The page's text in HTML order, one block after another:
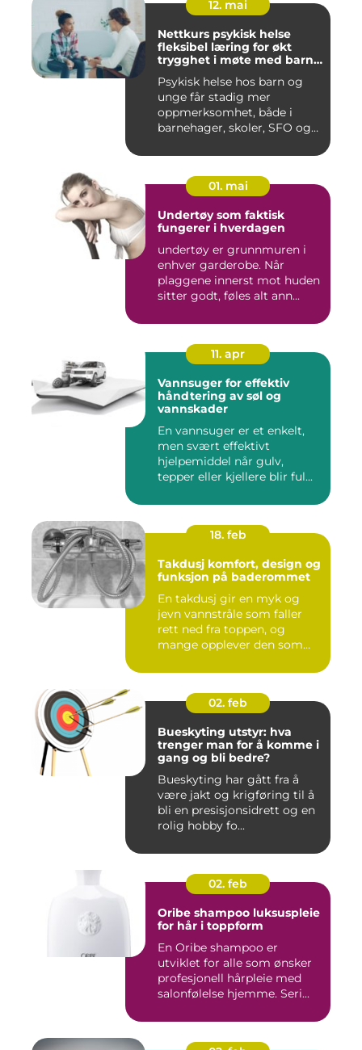
12. mai
Nettkurs psykisk helse
fleksibel læring for økt
trygghet i møte med barn
Psykisk helse hos barn og
unge får stadig mer
oppmerksomhet, både i
barnehager, skoler, SFO og
01. mai
Undertøy som faktisk
fungerer i hverdagen
undertøy er grunnmuren i
enhver garderobe. Når
plaggene innerst mot huden
sitter godt, føles alt ann...
11. apr
Vannsuger for effektiv
håndtering av søl og
vannskader
En vannsuger er et enkelt,
men svært effektivt
hjelpemiddel når gulv,
tepper eller kjellere blir ful...
18. feb
Takdusj komfort, design og
funksjon på baderommet
En takdusj gir en myk og
jevn vannstråle som faller
rett ned fra toppen, og
mange opplever den som
02. feb
Bueskyting utstyr: hva
trenger man for å komme i
gang og bli bedre?
Bueskyting har gått fra å
være jakt og krigføring til å
bli en presisjonsidrett og en
rolig hobby fo...
02. feb
Oribe shampoo luksuspleie
for hår i toppform
En Oribe shampoo er
utviklet for alle som ønsker
profesjonell hårpleie med
salonfølelse hjemme. Seri...